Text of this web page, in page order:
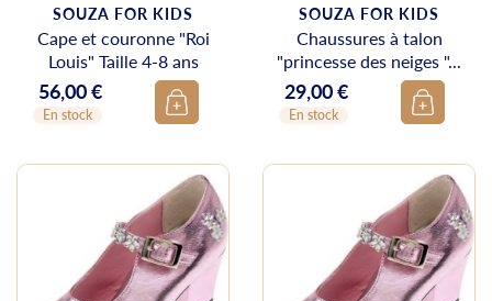
SOUZA FOR KIDS
Cape et couronne "Roi
Louis" Taille 4-8 ans
Prix
56,00 €
En stock
SOUZA FOR KIDS
Chaussures à talon
"princesse des neiges "...
Prix
29,00 €
En stock